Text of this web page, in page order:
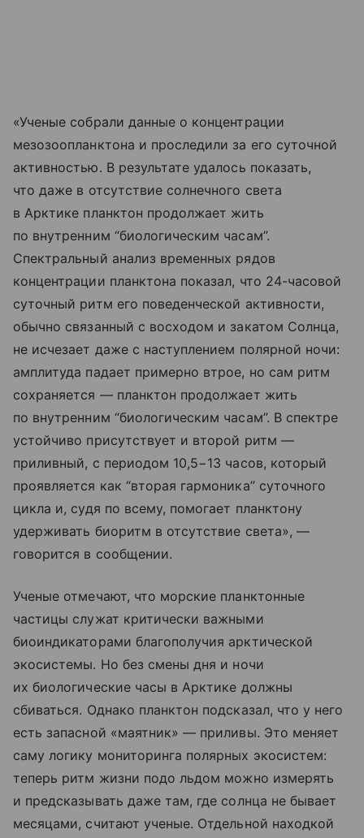
«Ученые собрали данные о концентрации
мезозоопланктона и проследили за его суточной
активностью. В результате удалось показать,
что даже в отсутствие солнечного света
в Арктике планктон продолжает жить
по внутренним “биологическим часам”.
Спектральный анализ временных рядов
концентрации планктона показал, что 24-часовой
суточный ритм его поведенческой активности,
обычно связанный с восходом и закатом Солнца,
не исчезает даже с наступлением полярной ночи:
амплитуда падает примерно втрое, но сам ритм
сохраняется — планктон продолжает жить
по внутренним “биологическим часам”. В спектре
устойчиво присутствует и второй ритм —
приливный, с периодом 10,5−13 часов, который
проявляется как “вторая гармоника” суточного
цикла и, судя по всему, помогает планктону
удерживать биоритм в отсутствие света», —
говорится в сообщении.
Ученые отмечают, что морские планктонные
частицы служат критически важными
биоиндикаторами благополучия арктической
экосистемы. Но без смены дня и ночи
их биологические часы в Арктике должны
сбиваться. Однако планктон подсказал, что у него
есть запасной «маятник» — приливы. Это меняет
саму логику мониторинга полярных экосистем:
теперь ритм жизни подо льдом можно измерять
и предсказывать даже там, где солнца не бывает
месяцами, считают ученые. Отдельной находкой